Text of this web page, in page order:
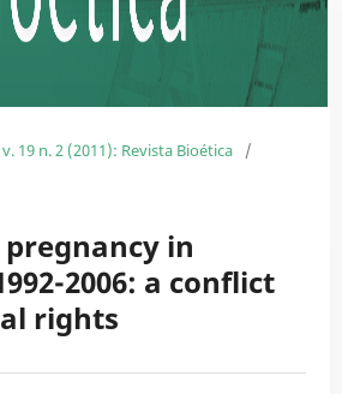
v. 19 n. 2 (2011): Revista Bioética
/
in
2006: a conflict
rights